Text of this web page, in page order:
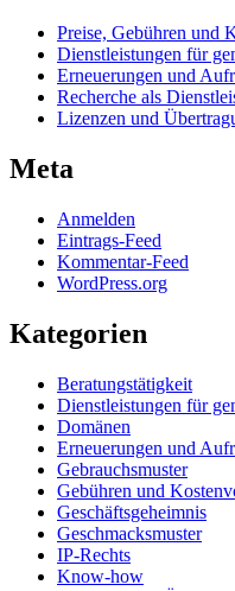
Preise, Gebühren und
Dienstleistungen für
Erneuerungen und
Recherche als
Lizenzen und
Meta
Anmelden
Eintrags-Feed
Kommentar-Feed
WordPress.org
Kategorien
Beratungstätigkeit
Dienstleistungen für
Domänen
Erneuerungen und
Gebrauchsmuster
Gebühren und
Geschäftsgeheimnis
Geschmacksmuster
IP-Rechts
Know-how